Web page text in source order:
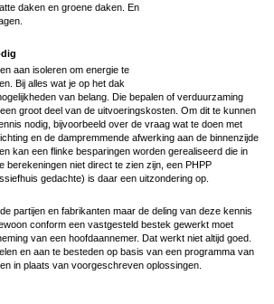
daken en groene daken. En
aan isoleren om energie te
Bij alles wat je op het dak
van belang. Die bepalen of verduurzaming
groot deel van de uitvoeringskosten. Om dit te kunnen
nodig, bijvoorbeeld over de vraag wat te doen met
en de dampremmende afwerking aan de binnenzijde
kan een flinke besparingen worden gerealiseerd die in
berekeningen niet direct te zien zijn, een PHPP
gedachte) is daar een uitzondering op.
partijen en fabrikanten maar de deling van deze kennis
conform een vastgesteld bestek gewerkt moet
van een hoofdaannemer. Dat werkt niet altijd goed.
en aan te besteden op basis van een programma van
in plaats van voorgeschreven oplossingen.